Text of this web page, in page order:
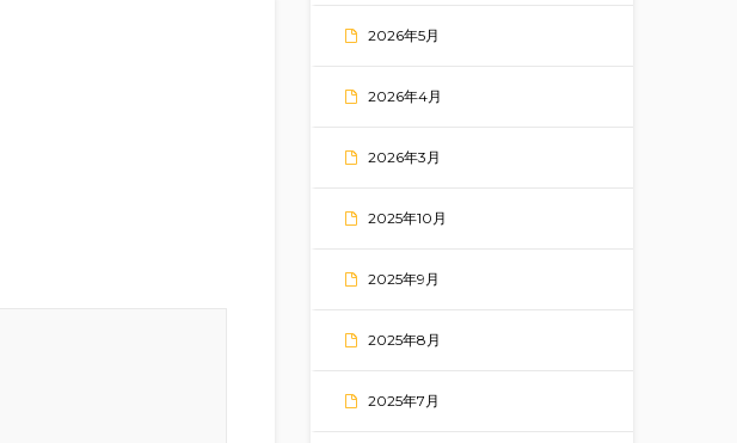
2026年5月
2026年4月
2026年3月
2025年10月
2025年9月
2025年8月
2025年7月